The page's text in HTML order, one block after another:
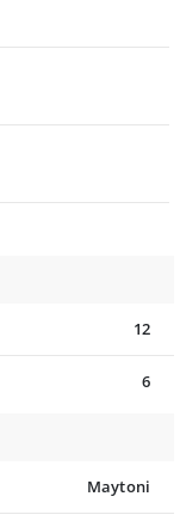
12
6
Maytoni